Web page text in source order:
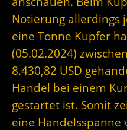
Notierung allerdings
eine Tonne Kupfer
(05.02.2024)
8.430,82 USD
Handel bei einem
gestartet ist. Somit
eine Handelsspanne